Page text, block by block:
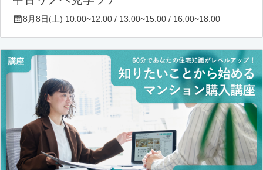
8月8日(土) 10:00~12:00 / 13:00~15:00 / 16:00~18:00